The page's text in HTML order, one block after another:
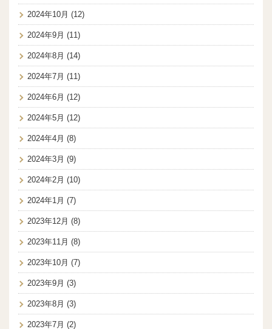
2024年10月 (12)
2024年9月 (11)
2024年8月 (14)
2024年7月 (11)
2024年6月 (12)
2024年5月 (12)
2024年4月 (8)
2024年3月 (9)
2024年2月 (10)
2024年1月 (7)
2023年12月 (8)
2023年11月 (8)
2023年10月 (7)
2023年9月 (3)
2023年8月 (3)
2023年7月 (2)